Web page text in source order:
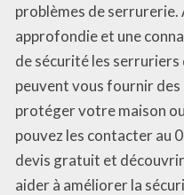
problèmes de serrurerie.
approfondie et une
de sécurité les serruriers
peuvent vous fournir
protéger votre maison
pouvez les contacter au
devis gratuit et
aider à améliorer la